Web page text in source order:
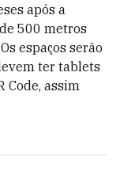
após a
500 metros
espaços serão
ter tablets
Code, assim